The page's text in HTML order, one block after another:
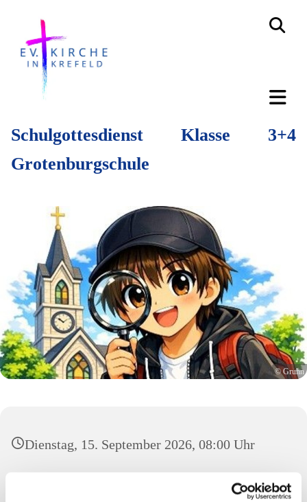
Schulgottesdienst Klasse 3+4
Grotenburgschule
© Gruhn
Dienstag, 15. September 2026, 08:00 Uhr
Christuskirche, Schönwasserstraße 104, 47800